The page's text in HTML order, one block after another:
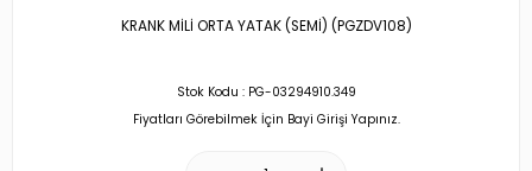
KRANK MİLİ ORTA YATAK (SEMİ) (PGZDV108)
Stok Kodu : PG-03294910.349
Fiyatları Görebilmek İçin Bayi Girişi Yapınız.